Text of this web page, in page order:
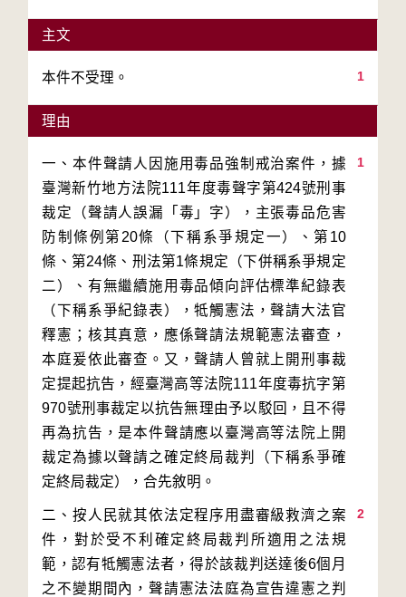
主文
1
本件不受理。
理由
1
一、本件聲請人因施用毒品強制戒治案件，據
臺灣新竹地方法院111年度毒聲字第424號刑事
裁定（聲請人誤漏「毒」字），主張毒品危害
防制條例第20條（下稱系爭規定一）、第10
條、第24條、刑法第1條規定（下併稱系爭規定
二）、有無繼續施用毒品傾向評估標準紀錄表
（下稱系爭紀錄表），牴觸憲法，聲請大法官
釋憲；核其真意，應係聲請法規範憲法審查，
本庭爰依此審查。又，聲請人曾就上開刑事裁
定提起抗告，經臺灣高等法院111年度毒抗字第
970號刑事裁定以抗告無理由予以駁回，且不得
再為抗告，是本件聲請應以臺灣高等法院上開
裁定為據以聲請之確定終局裁判（下稱系爭確
2
二、按人民就其依法定程序用盡審級救濟之案
件，對於受不利確定終局裁判所適用之法規
範，認有牴觸憲法者，得於該裁判送達後6個月
之不變期間內，聲請憲法法庭為宣告違憲之判